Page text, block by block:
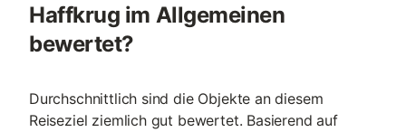
Haffkrug im Allgemeinen
bewertet?
Durchschnittlich sind die Objekte an diesem
Reiseziel ziemlich gut bewertet. Basierend auf